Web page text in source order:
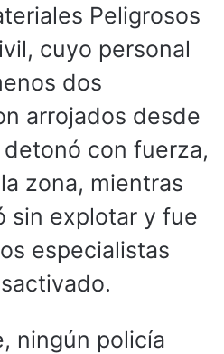
Peligrosos
cuyo personal
dos
arrojados desde
con fuerza,
zona, mientras
sin explotar y fue
especialistas
ningún policía